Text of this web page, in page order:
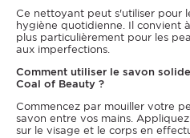
Ce nettoyant peut s'utiliser pour
hygiène quotidienne. Il convient
plus particulièrement pour les
aux imperfections.
Comment utiliser le savon
Coal of Beauty ?
Commencez par mouiller votre
savon entre vos mains.
sur le visage et le corps en